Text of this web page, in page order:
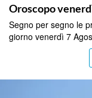
Oroscopo
Segno per segno le
giorno venerdì 7